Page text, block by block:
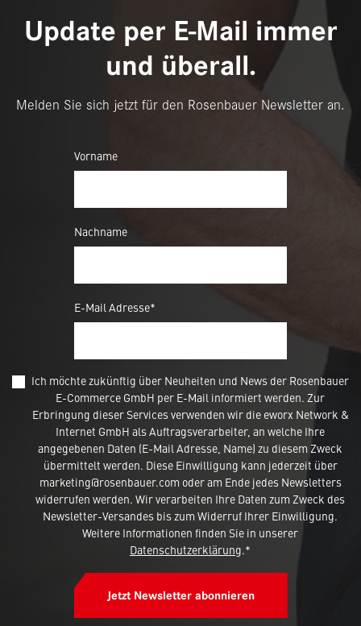
Update per E-Mail immer
und überall.
Melden Sie sich jetzt für den Rosenbauer Newsletter an.
Vorname
Nachname
E-Mail Adresse*
Ich möchte zukünftig über Neuheiten und News der Rosenbauer
E-Commerce GmbH per E-Mail informiert werden. Zur
Erbringung dieser Services verwenden wir die eworx Network &
Internet GmbH als Auftragsverarbeiter, an welche Ihre
angegebenen Daten (E-Mail Adresse, Name) zu diesem Zweck
übermittelt werden. Diese Einwilligung kann jederzeit über
marketing@rosenbauer.com oder am Ende jedes Newsletters
widerrufen werden. Wir verarbeiten Ihre Daten zum Zweck des
Newsletter-Versandes bis zum Widerruf Ihrer Einwilligung.
Weitere Informationen finden Sie in unserer
Datenschutzerklärung.*
Jetzt Newsletter abonnieren